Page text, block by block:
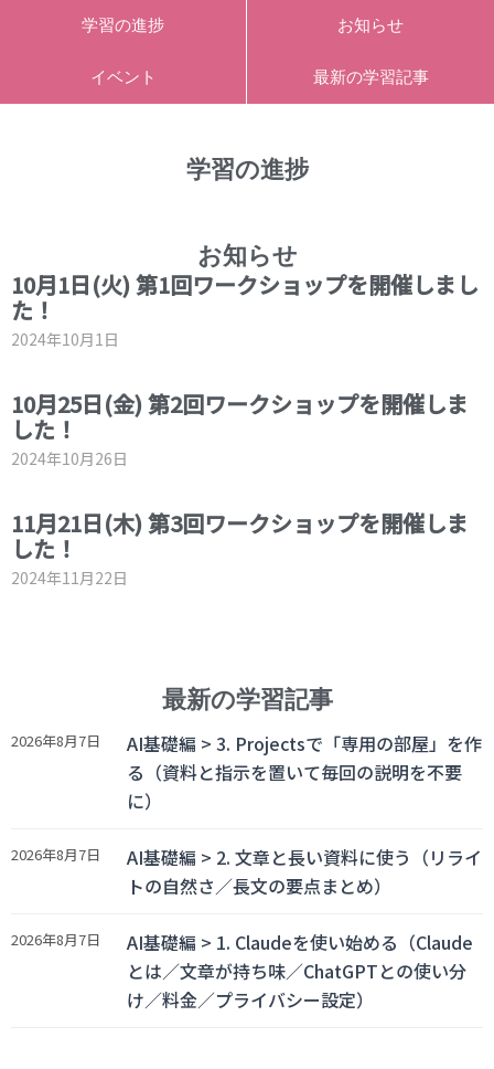
キ
学習の進捗 お知らせ
イベント 最新の学習記事
学習の進捗
お知らせ
10月1日(火) 第1回ワークショップを開催しまし
た！
2024年10月1日
10月25日(金) 第2回ワークショップを開催しま
した！
2024年10月26日
11月21日(木) 第3回ワークショップを開催しま
した！
2024年11月22日
最新の学習記事
2026年8月7日
AI基礎編 > 3. Projectsで「専用の部屋」を作
る（資料と指示を置いて毎回の説明を不要
に）
2026年8月7日
AI基礎編 > 2. 文章と長い資料に使う（リライ
トの自然さ／長文の要点まとめ）
2026年8月7日
AI基礎編 > 1. Claudeを使い始める（Claude
とは／文章が持ち味／ChatGPTとの使い分
け／料金／プライバシー設定）